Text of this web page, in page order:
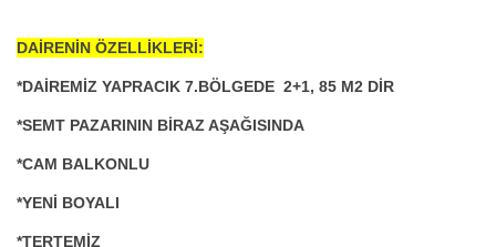
DAİRENİN ÖZELLİKLERİ:
*DAİREMİZ YAPRACIK 7.BÖLGEDE 2+1, 85 M2 DİR
*SEMT PAZARININ BİRAZ AŞAĞISINDA
*CAM BALKONLU
*YENİ BOYALI
*TERTEMİZ